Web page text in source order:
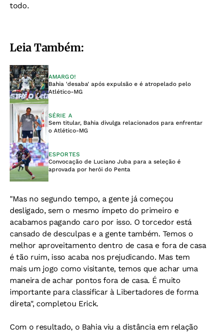
todo.
Leia Também:
AMARGO!
Bahia 'desaba' após expulsão e é atropelado pelo
Atlético-MG
SÉRIE A
Sem titular, Bahia divulga relacionados para enfrentar
o Atlético-MG
ESPORTES
Convocação de Luciano Juba para a seleção é
aprovada por herói do Penta
"Mas no segundo tempo, a gente já começou
desligado, sem o mesmo ímpeto do primeiro e
acabamos pagando caro por isso. O torcedor está
cansado de desculpas e a gente também. Temos o
melhor aproveitamento dentro de casa e fora de casa
é tão ruim, isso acaba nos prejudicando. Mas tem
mais um jogo como visitante, temos que achar uma
maneira de achar pontos fora de casa. É muito
importante para classificar à Libertadores de forma
direta", completou Erick.
Com o resultado, o Bahia viu a distância em relação